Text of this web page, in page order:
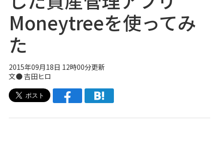
Moneytreeを使ってみ
た
2015年09月18日 12時00分更新
文●吉田ヒロ